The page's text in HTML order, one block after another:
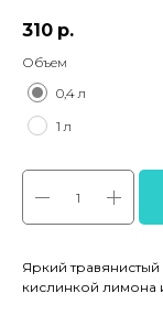
310 р.
Объем
0,4 л
1 л
Яркий
кислинкой лимона